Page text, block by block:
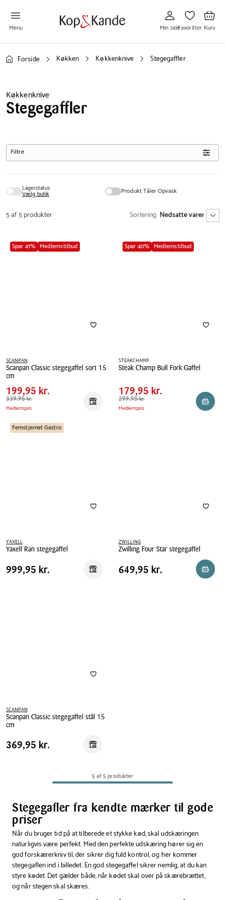
Menu
til
Min
side
Min side
til
Favoritter
Favoritter
til
Kurv
Kurv
Forside Køkken Køkkenknive Stegegaffler
Køkkenknive
Stegegaffler
Filtre
Lagerstatus
Vælg butik Produkt Tåler Opvask
5 af 5 produkter Sortering
Spar 41% Medlemstilbud
SCANPAN
Scanpan Classic stegegaffel sort 15
cm
Scanpan
Classic
stegegaffel
sort
15
Pris
tabel
Pris
199,95 kr.
Spar
140,00 kr.
Førpris
199,95 kr.
339,95 kr.
Medlemspris Reservér i butik
Spar 40% Medlemstilbud
STEAKCHAMP
Steak Champ Bull Fork Gaffel
Champ
Bull
Pris
Pris
179,95 kr.
Spar
120,00 kr.
Førpris
179,95 kr.
299,95 kr.
Medlemspris Læg i
Femstjernet Gastro
YAXELL
Yaxell Ran stegegaffel
Yaxell
Ran
Pris
Pris 999,95 kr.
999,95 kr. Reservér i butik
ZWILLING
Zwilling Four Star stegegaffel
Zwilling
Four
Pris
Pris 649,95 kr.
649,95 kr.
SCANPAN
Scanpan Classic stegegaffel stål 15
cm
Scanpan
Classic
Pris
Pris 369,95 kr.
369,95 kr. Reservér i butik
5 af 5 produkter
Stegegafler fra kendte mærker til gode
priser
Når du bruger tid på at tilberede et stykke kød, skal udskæringen
naturligvis være perfekt. Med den perfekte udskæring hører sig en
god forskærerkniv til, der sikrer dig fuld kontrol, og her kommer
stegegaflen ind i billedet. En god stegegaffel sikrer nemlig, at du kan
styre kødet. Det gælder både, når kødet skal over på skærebrættet,
og når stegen skal skæres.